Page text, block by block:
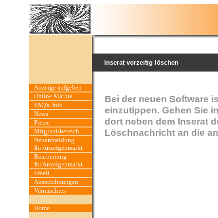
Anzeige aufgeben
Online Märkte
FAQ's, Info
News
Preise
Mitgliedsbereich
Neuanmeldung
Ihr Anzeigenmarkt
Bearbeitung
Ihr Anzeigenmarkt
Email
Auszeichnungen
Vermischtes
Home
Inserat vorzeitig löschen
Bei der neuen Software
einzutippen. Gehen Sie
dort neben dem Inserat
Löschnachricht an die